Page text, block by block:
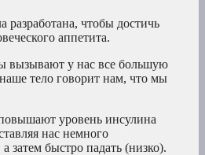
разработана, чтобы достичь
аппетита.
вызывают у нас все большую
тело говорит нам, что мы
уровень инсулина
нас немного
затем быстро падать (низко).